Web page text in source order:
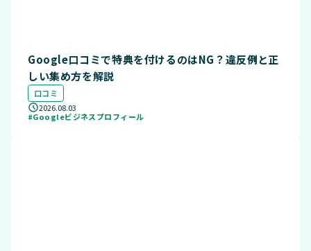
Google口コミで特典を付けるのはNG？違反例と正
しい集め方を解説
口コミ
2026.08.03
#Googleビジネスプロフィール